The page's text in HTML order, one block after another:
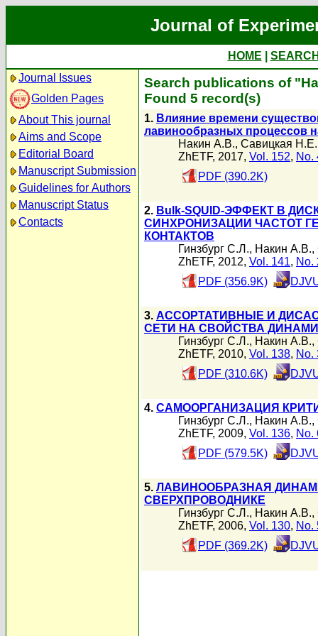
Journal of
HOME
Journal Issues
Golden Pages
About This journal
Aims and Scope
Editorial Board
Manuscript Submission
Guidelines for Authors
Manuscript Status
Contacts
Search publications of
Found 5 record(s)
1. Влияние времени
лавинообразных процессов
Накин А.В., Савицкая Н.Е.
ZhETF, 2017, Vol. 152, No.
PDF (390.2K)
2. Bulk-SQUID-ЭФФЕКТ В
СИНХРОНИЗАЦИИ ЧАСТОТ
КОНТАКТОВ
Гинзбург С.Л., Накин А.В.,
ZhETF, 2012, Vol. 141, No.
PDF (356.9K)
3. АССОРТАТИВНЫЕ И
СЕТИ НА СВОЙСТВА
Гинзбург С.Л., Накин А.В.,
ZhETF, 2010, Vol. 138, No.
PDF (310.6K)
4. САМООРГАНИЗАЦИЯ
Гинзбург С.Л., Накин А.В.,
ZhETF, 2009, Vol. 136, No.
PDF (579.5K)
5. ЛАВИНООБРАЗНАЯ
СВЕРХПРОВОДНИКЕ
Гинзбург С.Л., Накин А.В.,
ZhETF, 2006, Vol. 130, No.
PDF (369.2K)